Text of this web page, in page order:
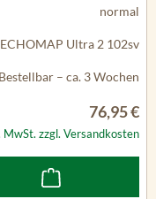
normal
ECHOMAP Ultra 2 102sv
Bestellbar – ca. 3 Wochen
76,95 €
MwSt. zzgl. Versandkosten